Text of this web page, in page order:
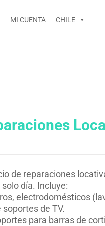
MI CUENTA CHILE
de reparaciones
día. Incluye:
electrodomésticos
de TV.
para barras de